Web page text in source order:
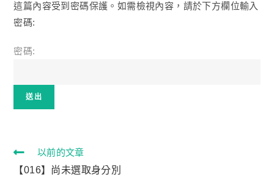
這篇內容受到密碼保護。如需檢視內容，請於下方欄位輸入
密碼:
密碼:
以前的文章
【016】尚未選取身分別